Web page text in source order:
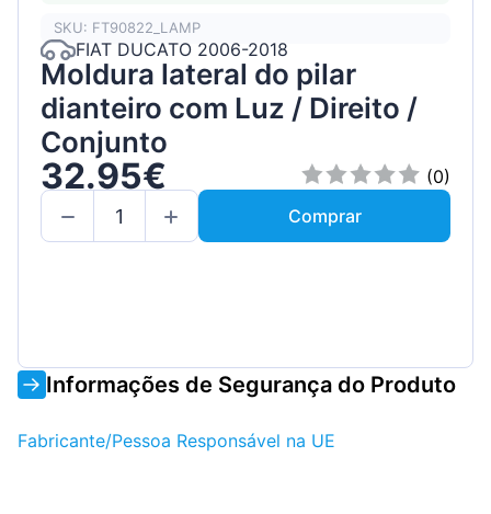
SKU: FT90822_LAMP
FIAT DUCATO 2006-2018
Moldura lateral do pilar
dianteiro com Luz / Direito /
Conjunto
32.95€
(0)
Comprar
Informações de Segurança do Produto
Fabricante/Pessoa Responsável na UE